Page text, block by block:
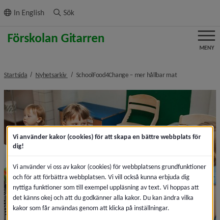
innehållet
In English Sök
MENY
Startsida Nyhetsarkiv nivå i brödsmulenavigeringen
SchoolFood4Change – mer hållbar matnivå i
Vi använder kakor (cookies) för att skapa en bättre webbplats för
dig!
Vi använder vi oss av kakor (cookies) för webbplatsens grundfunktioner
och för att förbättra webbplatsen. Vi vill också kunna erbjuda dig
nyttiga funktioner som till exempel uppläsning av text. Vi hoppas att
det känns okej och att du godkänner alla kakor. Du kan ändra vilka
kakor som får användas genom att klicka på inställningar.